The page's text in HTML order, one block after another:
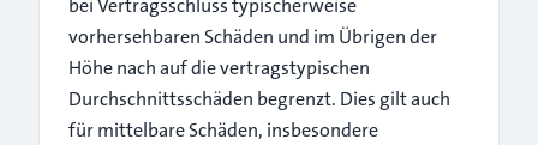
vorhersehbaren Schäden und im Übrigen der
Höhe nach auf die vertragstypischen
Durchschnittsschäden begrenzt. Dies gilt auch
für mittelbare Schäden, insbesondere